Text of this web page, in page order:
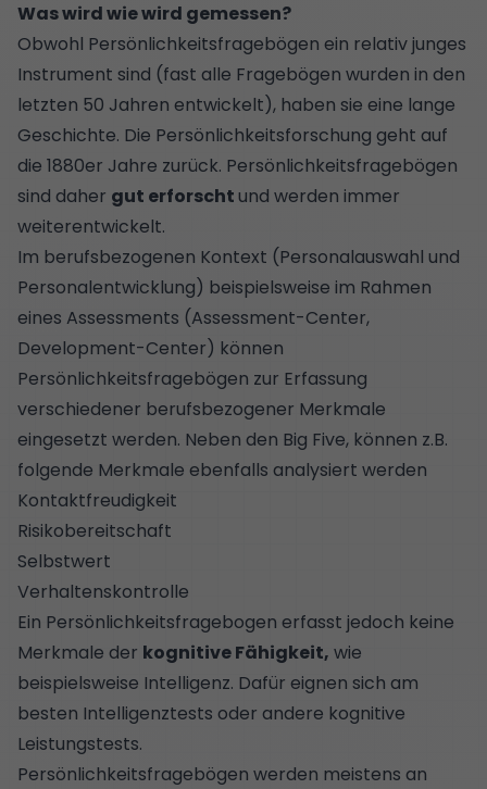
Was wird wie wird gemessen?
Obwohl Persönlichkeitsfragebögen ein relativ junges
Instrument sind (fast alle Fragebögen wurden in den
letzten 50 Jahren entwickelt), haben sie eine lange
Geschichte. Die Persönlichkeitsforschung geht auf
die 1880er Jahre zurück. Persönlichkeitsfragebögen
sind daher gut erforschtund werden immer
weiterentwickelt.
Im berufsbezogenen Kontext (Personalauswahl und
Personalentwicklung) beispielsweise im Rahmen
eines Assessments (Assessment-Center,
Development-Center) können
Persönlichkeitsfragebögen zur Erfassung
verschiedener berufsbezogener Merkmale
eingesetzt werden. Neben den Big Five, können z.B.
folgende Merkmale ebenfalls analysiert werden
Kontaktfreudigkeit
Risikobereitschaft
Selbstwert
Verhaltenskontrolle
Ein Persönlichkeitsfragebogen erfasst jedoch keine
Merkmale der kognitive Fähigkeit, wie
beispielsweise Intelligenz. Dafür eignen sich am
besten Intelligenztests oder andere kognitive
Leistungstests.
Persönlichkeitsfragebögen werden meistens an